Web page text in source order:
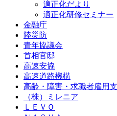
適正化だより
適正化研修セミナー
金融庁
陸災防
青年協議会
首相官邸
高速安協
高速道路機構
高齢・障害・求職者雇用
（株）ミレニア
ＬＥＶＯ